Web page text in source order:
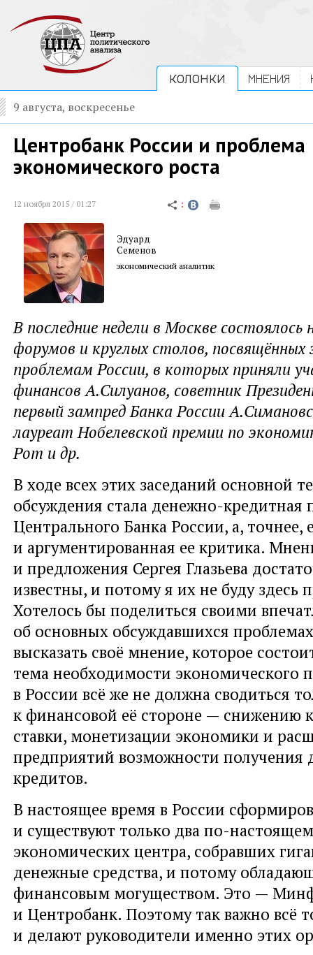
КОЛОНКИ МНЕНИЯ
9 августа, воскресенье
Центробанк России и проблема
экономического роста
12 ноября 2015 / 01:27
Эдуард
Семенов
экономический аналитик
В последние недели в Москве состоялось
форумов и круглых столов, посвящённых
проблемам России, в которых приняли
финансов А.Силуанов, советник
первый зампред Банка России
лауреат Нобелевской премии по
Рот и др.
В ходе всех этих заседаний основной
обсуждения стала денежно-кредитная
Центрального Банка России, а,
и аргументированная ее критика.
и предложения Сергея Глазьева
известны, и потому я их не буду здесь
Хотелось бы поделиться своими
об основных обсуждавшихся
высказать своё мнение, которое
тема необходимости экономического
в России всё же не должна сводиться
к финансовой её стороне — снижению
ставки, монетизации экономики и
предприятий возможности получения
кредитов.
В настоящее время в России
и существуют только два по-
экономических центра, собравших
денежные средства, и потому
финансовым могуществом. Это —
и Центробанк. Поэтому так важно всё
и делают руководители именно этих